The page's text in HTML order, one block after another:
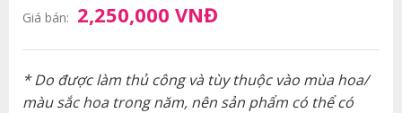
Giá bán: 2,250,000 VNĐ
* Do được làm thủ công và tùy thuộc vào mùa hoa/
màu sắc hoa trong năm, nên sản phẩm có thể có